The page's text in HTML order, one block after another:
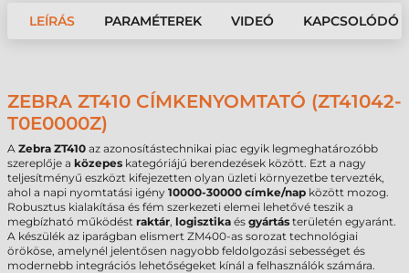
LEÍRÁS PARAMÉTEREK VIDEÓ KAPCSOLÓDÓ
ZEBRA ZT410 CÍMKENYOMTATÓ (ZT41042-
T0E0000Z)
A Zebra ZT410 az azonosítástechnikai piac egyik legmeghatározóbb
szereplője a közepes kategóriájú berendezések között. Ezt a nagy
teljesítményű eszközt kifejezetten olyan üzleti környezetbe tervezték,
ahol a napi nyomtatási igény 10000-30000 címke/nap között mozog.
Robusztus kialakítása és fém szerkezeti elemei lehetővé teszik a
megbízható működést raktár, logisztika és gyártás területén egyaránt.
A készülék az iparágban elismert ZM400-as sorozat technológiai
örököse, amelynél jelentősen nagyobb feldolgozási sebességet és
modernebb integrációs lehetőségeket kínál a felhasználók számára.